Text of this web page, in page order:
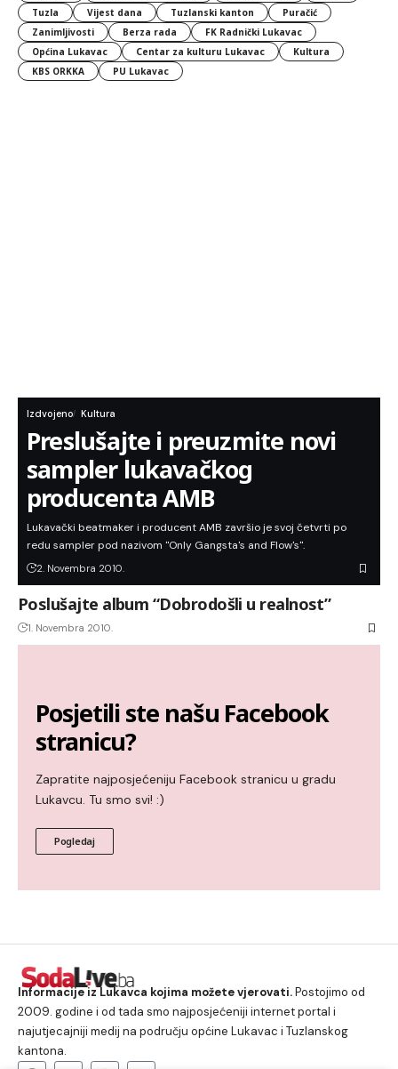
Tuzla
Vijest dana Tuzlanski kanton
Puračić
Zanimljivosti
Berza rada
FK Radnički Lukavac
Općina Lukavac
Centar za kulturu Lukavac
Kultura
KBS ORKKA
PU Lukavac
Izdvojeno Kultura
Preslušajte i preuzmite novi
sampler lukavačkog
producenta AMB
Lukavački beatmaker i producent AMB završio je svoj četvrti po
redu sampler pod nazivom "Only Gangsta's and Flow's".
2. Novembra 2010.
Poslušajte album “Dobrodošli u realnost”
1. Novembra 2010.
Posjetili ste našu Facebook
stranicu?
Zapratite najposjećeniju Facebook stranicu u gradu
Lukavcu. Tu smo svi! :)
Pogledaj
Informacije iz Lukavca kojima možete vjerovati.Postojimo od
2009. godine i od tada smo najposjećeniji internet portal i
najutjecajniji medij na području općine Lukavac i Tuzlanskog
kantona.